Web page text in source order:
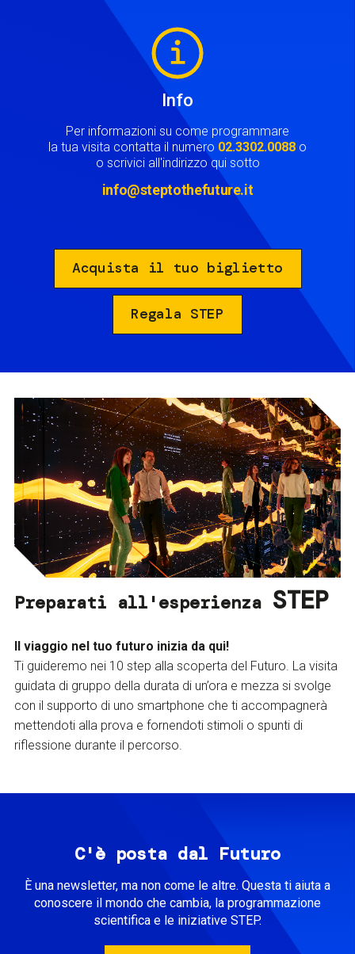
Info
Per informazioni su come programmare
la tua visita contatta il numero 02.3302.0088 o
o scrivici all'indirizzo qui sotto
info@steptothefuture.it
Acquista il tuo biglietto
Regala STEP
Preparati all'esperienza STEP
Il viaggio nel tuo futuro inizia da qui!
Ti guideremo nei 10 step alla scoperta del Futuro. La visita
guidata di gruppo della durata di un’ora e mezza si svolge
con il supporto di uno smartphone che ti accompagnerà
mettendoti alla prova e fornendoti stimoli o spunti di
riflessione durante il percorso.
C'è posta dal Futuro
È una newsletter, ma non come le altre. Questa ti aiuta a
conoscere il mondo che cambia, la programmazione
scientifica e le iniziative STEP.